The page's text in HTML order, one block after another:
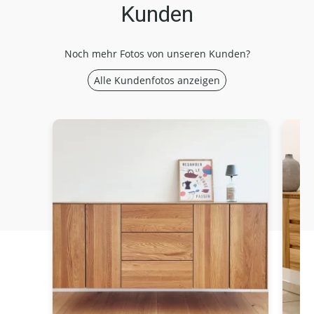
Kunden
Noch mehr Fotos von unseren Kunden?
Alle Kundenfotos anzeigen